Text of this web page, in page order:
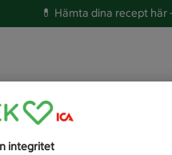
💊 Hämta dina recept här
idag?
integritet